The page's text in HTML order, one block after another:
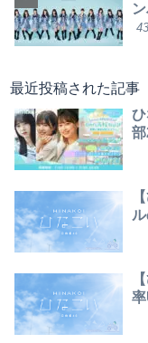
最近投稿された記事